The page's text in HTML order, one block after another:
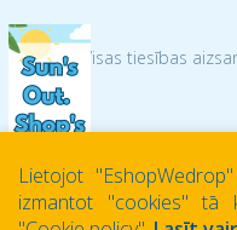
© 2026 Visas tiesības
Lietojot
izmantot ''cookies'' tā